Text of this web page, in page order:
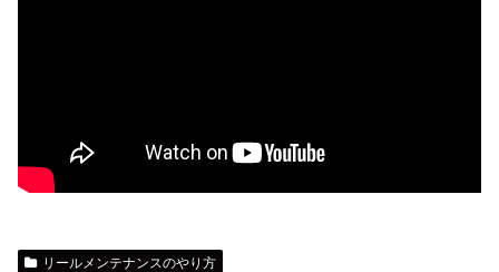
リールメンテナンスのやり方